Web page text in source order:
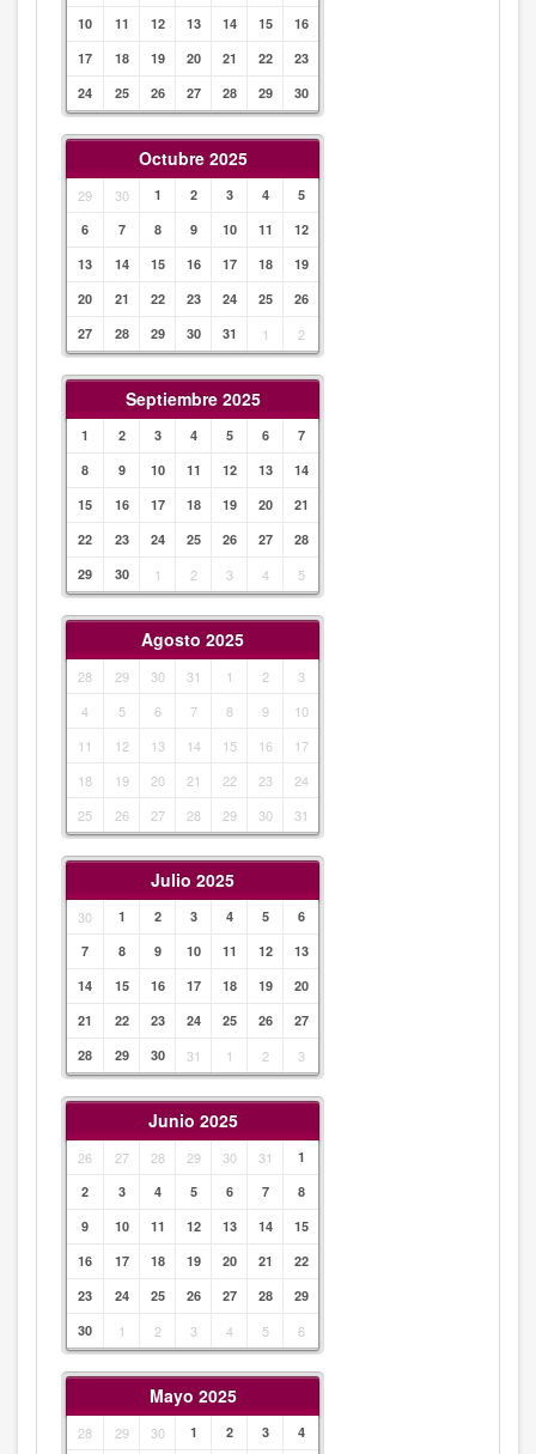
10
11 12 13 14 15
16
17
18 19 20 21 22
23
24
25 26 27 28 29 30
Octubre 2025
29 30 1 2 3 4
5
6
7 8 9 10 11
12
13
14 15 16 17 18
19
20
21 22 23 24 25
26
27
28 29 30 31 1 2
Septiembre 2025
1 2 3 4 5 6
7
8
9 10 11 12 13
14
15
16 17 18 19 20
21
22
23 24 25 26 27
28
29
30 1 2 3 4 5
Agosto 2025
28 29 30 31 1 2
3
4
5 6 7 8 9
10
11
12 13 14 15 16
17
18
19 20 21 22 23
24
25
26 27 28 29 30 31
Julio 2025
30 1 2 3 4 5
6
7
8 9 10 11 12
13
14
15 16 17 18 19
20
21
22 23 24 25 26
27
28
29 30 31 1 2 3
Junio 2025
26 27 28 29 30 31
1
2
3 4 5 6 7
8
9
10 11 12 13 14
15
16
17 18 19 20 21
22
23
24 25 26 27 28
29
30
1 2 3 4 5 6
Mayo 2025
28 29 30 1 2 3 4